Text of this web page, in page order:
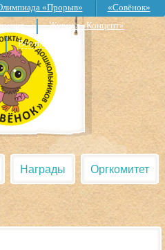
«Прорыв»
«Совёнок»
Журнал «Концепт»
Все проекты
Награды Оргкомитет